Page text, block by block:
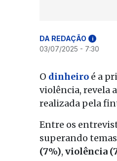
DA REDAÇÃO i
03/07/2025 - 7:30
O dinheiro é a
violência, revela
realizada pela
Entre os
superando
(7%), violência